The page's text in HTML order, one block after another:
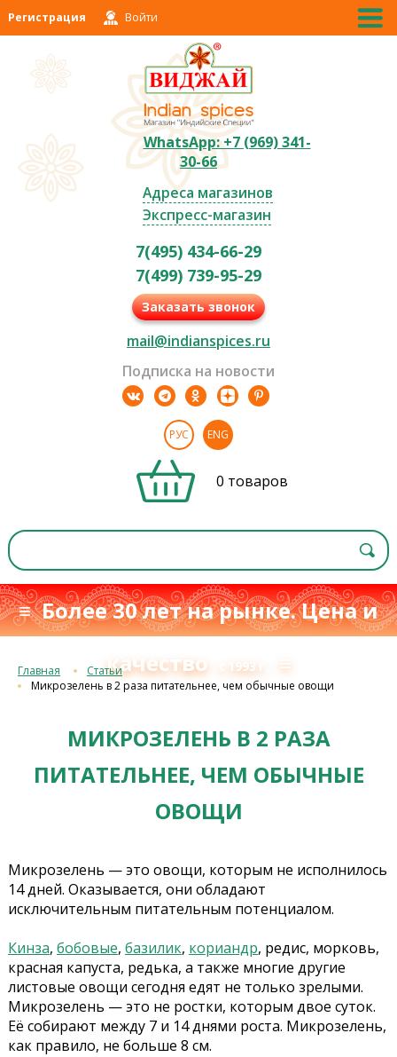
Регистрация Войти
WhatsApp: +7 (969) 341-
30-66
Адреса магазинов
Экспресс-магазин
7(495) 434-66-29
7(499) 739-95-29
Заказать звонок
mail@indianspices.ru
Подписка на новости
РУС ENG
0 товаров
≡ Более 30 лет на рынке. Цена и
качество
с 1993 г. ≡
Главная
Статьи
Микрозелень в 2 раза питательнее, чем обычные овощи
МИКРОЗЕЛЕНЬ В 2 РАЗА
ПИТАТЕЛЬНЕЕ, ЧЕМ ОБЫЧНЫЕ
ОВОЩИ
Микрозелень — это овощи, которым не исполнилось
14 дней. Оказывается, они обладают
исключительным питательным потенциалом.
Кинза, бобовые, базилик, кориандр, редис, морковь,
красная капуста, редька, а также многие другие
листовые овощи сегодня едят не только зрелыми.
Микрозелень — это не ростки, которым двое суток.
Её собирают между 7 и 14 днями роста. Микрозелень,
как правило, не больше 8 см.